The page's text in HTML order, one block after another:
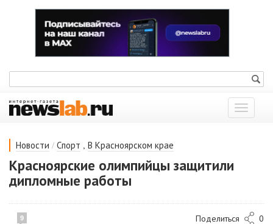
Показать
меню
Новости / Спорт , В Красноярском крае
Красноярские олимпийцы защитили
дипломные работы
9 Поделиться 0